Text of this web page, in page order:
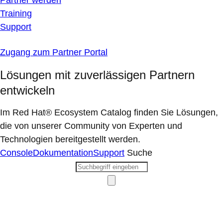
Training
Support
Zugang zum Partner Portal
Lösungen mit zuverlässigen Partnern
entwickeln
Im Red Hat® Ecosystem Catalog finden Sie Lösungen,
die von unserer Community von Experten und
Technologien bereitgestellt werden.
ConsoleDokumentationSupport Suche